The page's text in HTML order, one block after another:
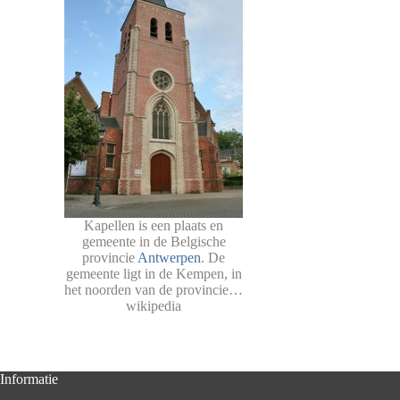
Kapellen is een plaats en
gemeente in de Belgische
provincie Antwerpen. De
gemeente ligt in de Kempen, in
het noorden van de provincie…
wikipedia
Informatie